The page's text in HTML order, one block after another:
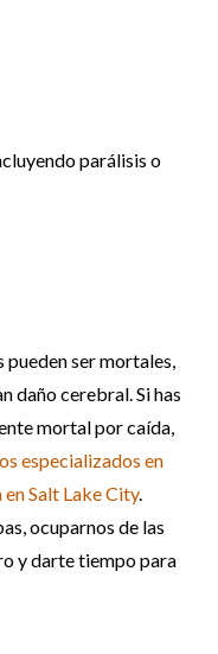
parálisis o
pueden ser mortales,
daño cerebral. Si has
mortal por caída,
especializados en
Salt Lake City.
ocuparnos de las
y darte tiempo para